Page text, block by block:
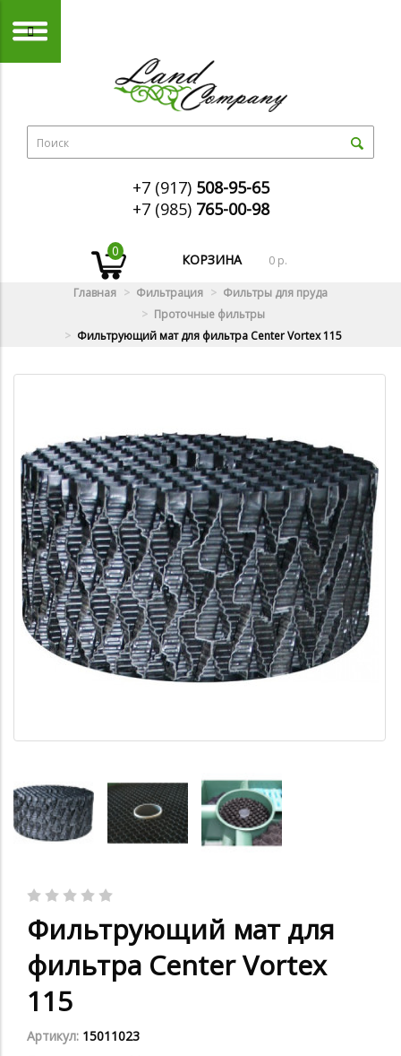
+7 (917) 508-95-65
+7 (985) 765-00-98
0
КОРЗИНА 0 р.
Главная Фильтрация
Фильтры для пруда
Проточные фильтры
Фильтрующий мат для фильтра Center Vortex 115
Фильтрующий мат для
фильтра Center Vortex
115
Артикул: 15011023